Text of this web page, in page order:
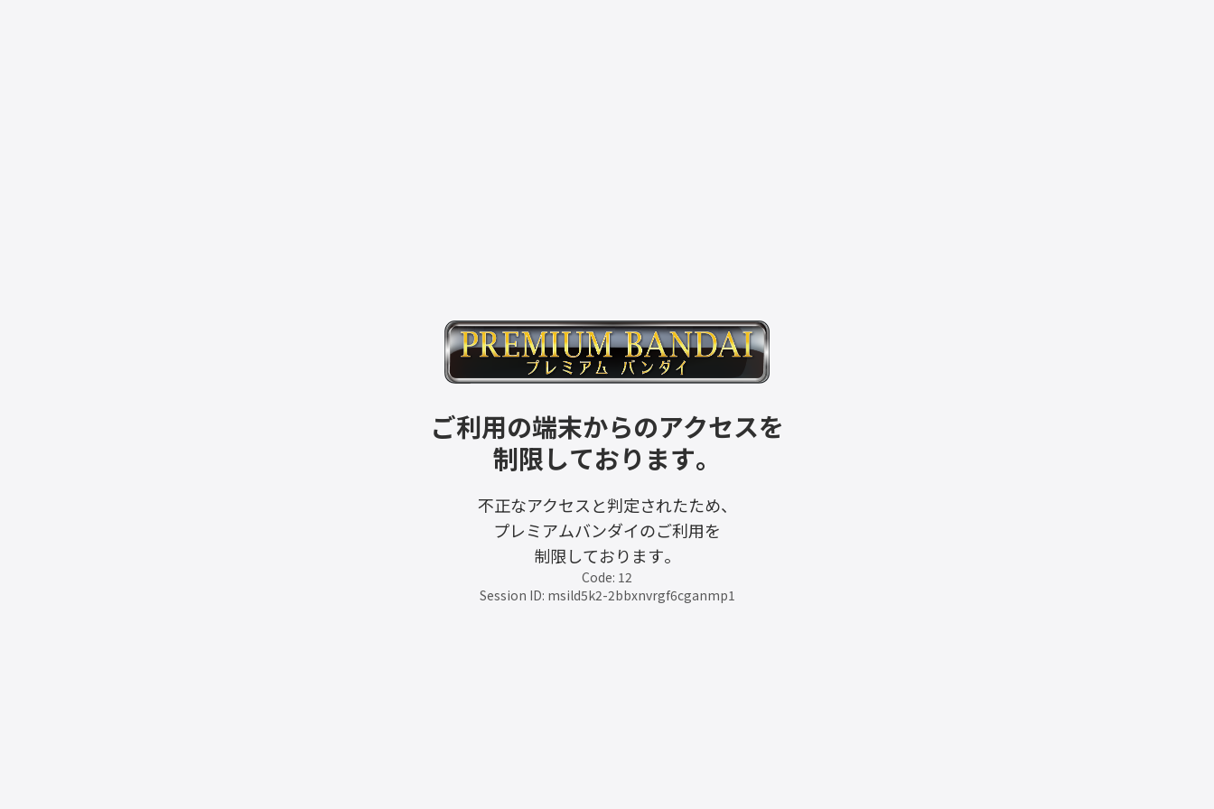
ご利用の端末からのアクセスを
制限しております。
不正なアクセスと判定されたため、
プレミアムバンダイのご利用を
制限しております。
Code: 12
Session ID: msild5k2-2bbxnvrgf6cganmp1